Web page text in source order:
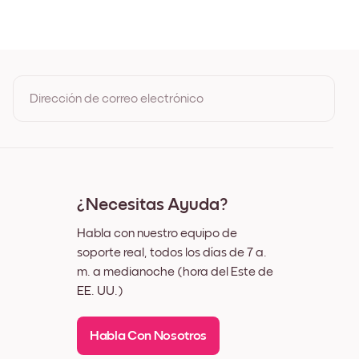
Dirección de correo electrónico
¿Necesitas Ayuda?
Habla con nuestro equipo de
soporte real, todos los días de 7 a.
m. a medianoche (hora del Este de
EE. UU.)
Habla Con Nosotros